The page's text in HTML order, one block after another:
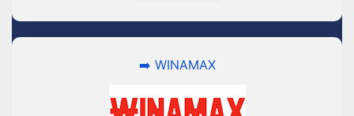
➡️ WINAMAX